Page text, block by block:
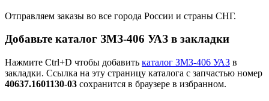
Отправляем заказы во все города России и страны СНГ.
Добавьте каталог ЗМЗ-406 УАЗ в закладки
Нажмите Ctrl+D чтобы добавить каталог ЗМЗ-406 УАЗ в
закладки. Ссылка на эту страницу каталога с запчастью номер
40637.1601130-03 сохранится в браузере в избранном.